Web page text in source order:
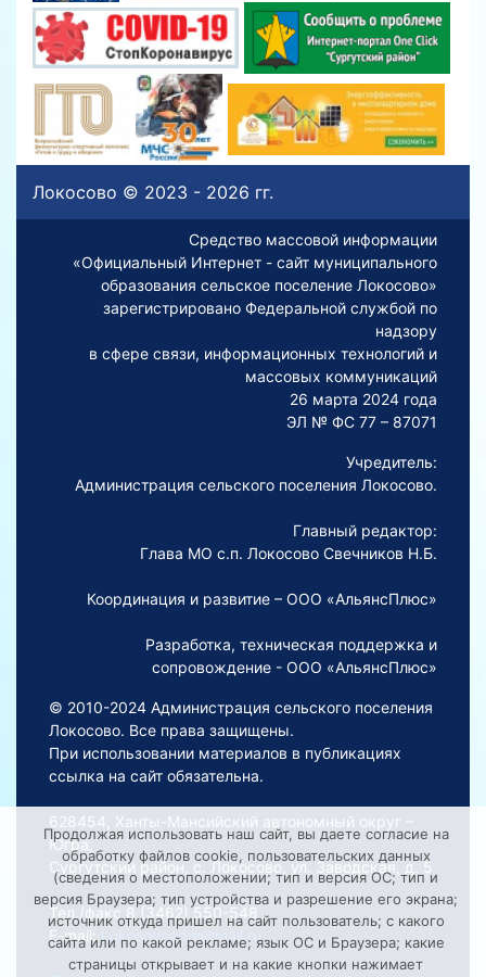
Локосово © 2023 - 2026 гг.
Средство массовой информации
«Официальный Интернет - сайт муниципального
образования сельское поселение Локосово»
зарегистрировано Федеральной службой по
надзору
в сфере связи, информационных технологий и
массовых коммуникаций
26 марта 2024 года
ЭЛ № ФС 77 – 87071
Учредитель:
Администрация сельского поселения Локосово.
Главный редактор:
Глава МО с.п. Локосово Свечников Н.Б.
Координация и развитие – ООО «АльянсПлюс»
Разработка, техническая поддержка и
сопровождение - ООО «АльянсПлюс»
© 2010-2024 Администрация сельского поселения
Локосово. Все права защищены.
При использовании материалов в публикациях
ссылка на сайт обязательна.
628454, Ханты-Мансийский автономный округ –
Югра,
Сургутский район, с. Локосово, ул. Заводская, д. 5
Тел./факс 8 (3462) 550-548
E-mail:
Lokosovoadm@mail.ru
Продолжая использовать наш сайт, вы даете согласие на
обработку файлов cookie, пользовательских данных
(сведения о местоположении; тип и версия ОС; тип и
версия Браузера; тип устройства и разрешение его экрана;
источник откуда пришел на сайт пользователь; с какого
сайта или по какой рекламе; язык ОС и Браузера; какие
страницы открывает и на какие кнопки нажимает